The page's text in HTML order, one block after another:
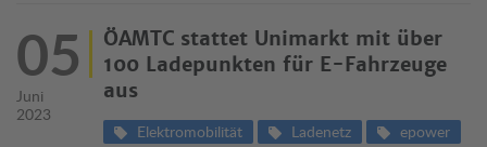
05
Juni
2023
ÖAMTC stattet Unimarkt mit über
100 Ladepunkten für E-Fahrzeuge
aus
Elektromobilität Ladenetz epower